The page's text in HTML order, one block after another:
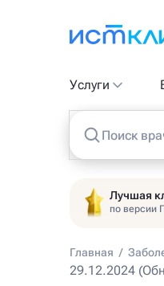
Услуги
Поиск
Лучшая
по версии
Главная /
29.12.2024